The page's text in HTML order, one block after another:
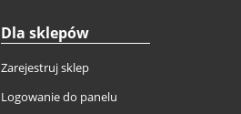
Dla sklepów
Zarejestruj sklep
Logowanie do panelu